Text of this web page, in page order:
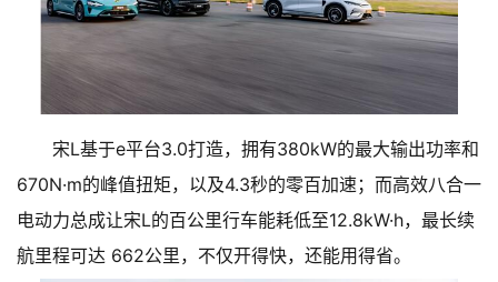
宋L基于e平台3.0打造，拥有380kW的最大输出功率和
670N·m的峰值扭矩，以及4.3秒的零百加速；而高效八合一
电动力总成让宋L的百公里行车能耗低至12.8kW·h，最长续
航里程可达 662公里，不仅开得快，还能用得省。